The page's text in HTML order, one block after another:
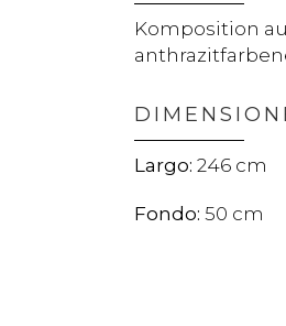
Komposition
246
50